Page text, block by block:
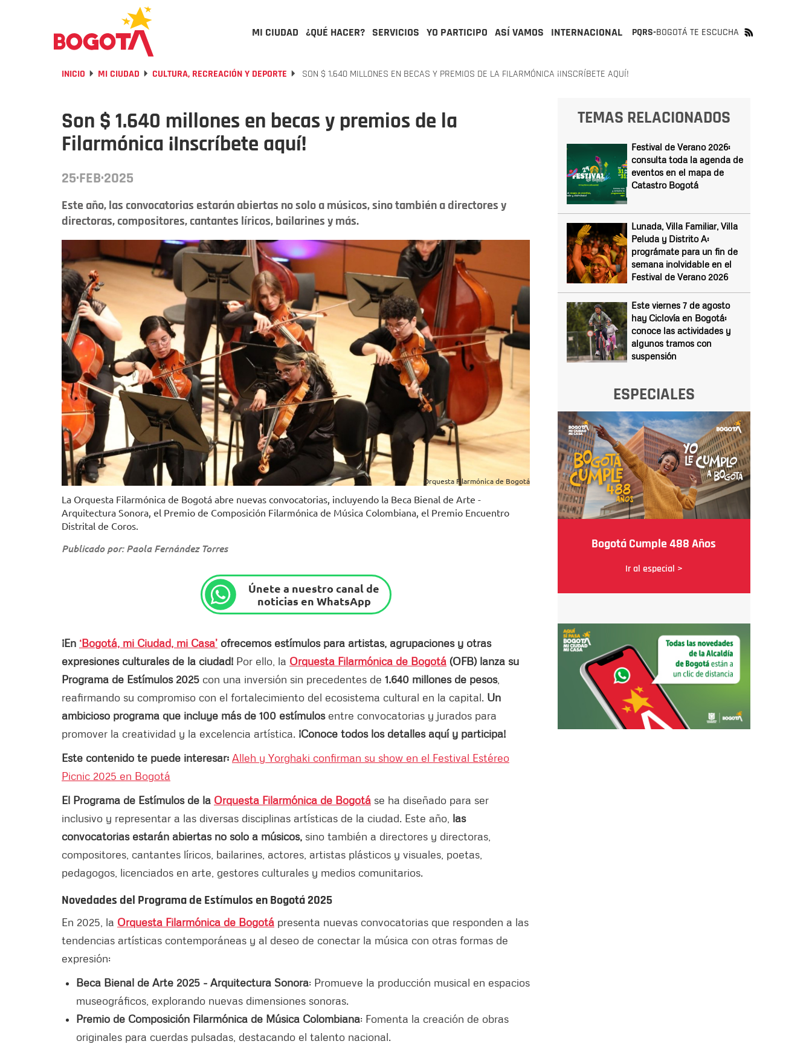
MI CIUDAD ¿QUÉ HACER? SERVICIOS YO PARTICIPO ASÍ VAMOS INTERNACIONAL PQRS-BOGOTÁ TE ESCUCHA
INICIO MI CIUDAD CULTURA, RECREACIÓN Y DEPORTE SON $ 1.640 MILLONES EN BECAS Y PREMIOS DE LA FILARMÓNICA ¡INSCRÍBETE AQUÍ!
Son $ 1.640 millones en becas y premios de la
Filarmónica ¡Inscríbete aquí!
25·FEB·2025
Este año, las convocatorias estarán abiertas no solo a músicos, sino también a directores y
directoras, compositores, cantantes líricos, bailarines y más.
Orquesta Filarmónica de Bogotá
La Orquesta Filarmónica de Bogotá abre nuevas convocatorias, incluyendo la Beca Bienal de Arte -
Arquitectura Sonora, el Premio de Composición Filarmónica de Música Colombiana, el Premio Encuentro
Distrital de Coros.
Publicado por: Paola Fernández Torres
Únete a nuestro canal de
noticias en WhatsApp
¡En ‘Bogotá, mi Ciudad, mi Casa’ ofrecemos estímulos para artistas, agrupaciones y otras
expresiones culturales de la ciudad! Por ello, la Orquesta Filarmónica de Bogotá (OFB) lanza su
Programa de Estímulos 2025 con una inversión sin precedentes de 1.640 millones de pesos,
reafirmando su compromiso con el fortalecimiento del ecosistema cultural en la capital. Un
ambicioso programa que incluye más de 100 estímulosentre convocatorias y jurados para
promover la creatividad y la excelencia artística. ¡Conoce todos los detalles aquí y participa!
Este contenido te puede interesar: Alleh y Yorghaki confirman su show en el Festival Estéreo
Picnic 2025 en Bogotá
El Programa de Estímulos de la Orquesta Filarmónica de Bogotá se ha diseñado para ser
inclusivo y representar a las diversas disciplinas artísticas de la ciudad. Este año, las
convocatorias estarán abiertas no solo a músicos, sino también a directores y directoras,
compositores, cantantes líricos, bailarines, actores, artistas plásticos y visuales, poetas,
pedagogos, licenciados en arte, gestores culturales y medios comunitarios.
Novedades del Programa de Estímulos en Bogotá 2025
En 2025, la Orquesta Filarmónica de Bogotá presenta nuevas convocatorias que responden a las
tendencias artísticas contemporáneas y al deseo de conectar la música con otras formas de
expresión:
Beca Bienal de Arte 2025 - Arquitectura Sonora: Promueve la producción musical en espacios
museográficos, explorando nuevas dimensiones sonoras.
Premio de Composición Filarmónica de Música Colombiana: Fomenta la creación de obras
originales para cuerdas pulsadas, destacando el talento nacional.
TEMAS RELACIONADOS
Festival de Verano 2026:
consulta toda la agenda de
eventos en el mapa de
Catastro Bogotá
Lunada, Villa Familiar, Villa
Peluda y Distrito A:
prográmate para un fin de
semana inolvidable en el
Festival de Verano 2026
Este viernes 7 de agosto
hay Ciclovía en Bogotá:
conoce las actividades y
algunos tramos con
suspensión
ESPECIALES
Bogotá Cumple 488 Años
Ir al especial >